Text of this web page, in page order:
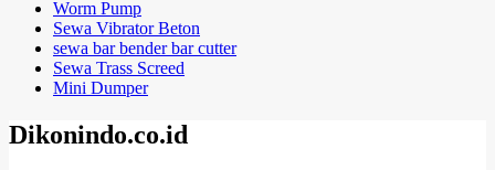
Worm Pump
Sewa Vibrator Beton
sewa bar bender bar cutter
Sewa Trass Screed
Mini Dumper
Dikonindo.co.id